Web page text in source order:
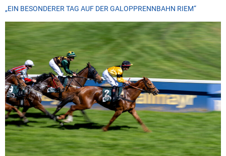
„EIN BESONDERER TAG AUF DER GALOPPRENNBAHN RIEM“